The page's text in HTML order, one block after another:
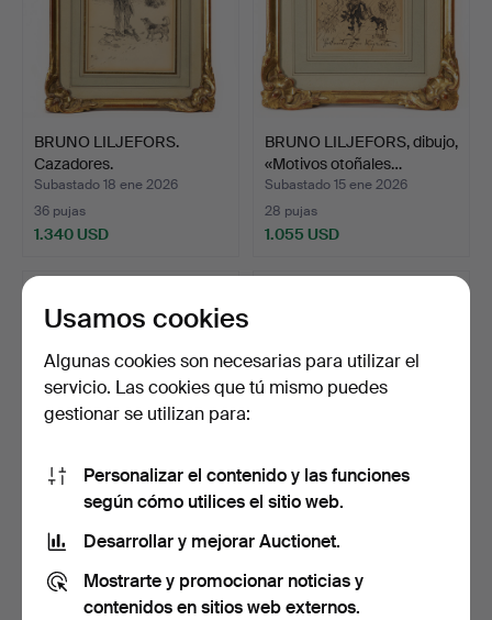
BRUNO LILJEFORS.
Cazadores.
Subastado 18 ene 2026
36 pujas
1.340 USD
BRUNO LILJEFORS, dibujo,
«Motivos otoñales…
Subastado 15 ene 2026
28 pujas
1.055 USD
HELMUT BACHRACH-
BARÉE. Tiza roja, firmada.
Subastado 10 ene 2026
5 pujas
48 USD
HELMUT BACHRACH-
BARÉE. Tiza roja, firmada.
1 puja
32 USD
Usamos cookies
Algunas cookies son necesarias para utilizar el
servicio. Las cookies que tú mismo puedes
gestionar se utilizan para:
Personalizar el contenido y las funciones
según cómo utilices el sitio web.
Desarrollar y mejorar Auctionet.
Mostrarte y promocionar noticias y
contenidos en sitios web externos.